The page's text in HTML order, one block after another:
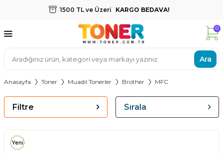
1500 TL ve Üzeri KARGO BEDAVA!
Ara
0
Anasayfa Toner Muadil Tonerler Brother MFC
Filtre Sırala
Yeni